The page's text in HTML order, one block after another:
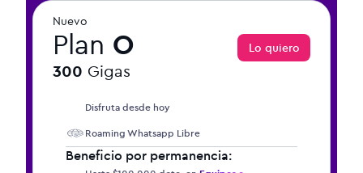
Nuevo
Plan O
300 Gigas
Lo quiero
Disfruta desde hoy
Roaming Whatsapp Libre
Beneficio por permanencia: